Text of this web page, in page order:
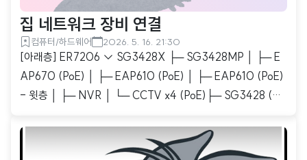
집 네트워크 장비 연결
컴퓨터/하드웨어 2026. 5. 16. 21:30
[아래층] ER7206 ↓ SG3428X ├─ SG3428MP │ ├─ E
AP670 (PoE) │ ├─ EAP610 (PoE) │ ├─ EAP610 (PoE)
- 윗층 │ ├─ NVR │ └─ CCTV x4 (PoE)├─ SG3428 (거
+) 제미나이, 챗GPT 한테 물어 보는게, 왠지 답을 만들어두고
묻는 기분이 들긴 하는데.이미 다 정해두고 마지막으로 점검하